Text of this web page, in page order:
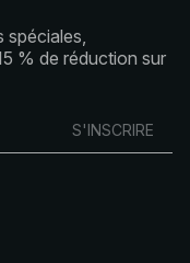
% de réduction sur
S'INSCRIRE